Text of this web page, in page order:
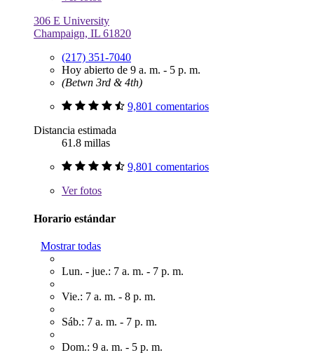
306 E University
Champaign, IL 61820
(217) 351-7040
Hoy abierto de 9 a. m. - 5 p. m.
(Betwn 3rd & 4th)
9,801 comentarios
Distancia estimada
61.8 millas
9,801 comentarios
Verfotos
Horario estándar
Mostrar todas
Lun. - jue.: 7 a. m. - 7 p. m.
Vie.: 7 a. m. - 8 p. m.
Sáb.: 7 a. m. - 7 p. m.
Dom.: 9 a. m. - 5 p. m.